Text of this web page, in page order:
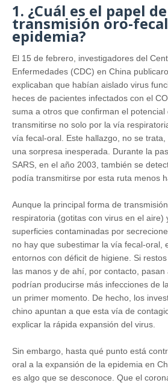
1. ¿Cuál es el papel
transmisión oro-
epidemia?
El 15 de febrero, investigadores del
Enfermedades (CDC) en China
explicaban que habían aislado virus
heces de pacientes infectados con el
suma a otros que confirman el potencial
transmitirse no solo por la vía
vía fecal-oral. Este hallazgo, no se
una sorpresa inesperada. Durante la
SARS, en el año 2003, también se
podía transmitirse por esta ruta menos
Aunque la principal forma de
respiratoria (gotitas con virus en el aire)
superficies contaminadas por
no hay que subestimar la vía fecal-oral,
entornos con déficit de higiene. Si
las manos y de ahí, por contacto, pasan
podrían producirse más infecciones de
un primer momento. De hecho, los
chino apuntan a que esta vía de
explicar la rápida expansión del virus.
Sin embargo, hasta qué punto está
oral a la expansión de la epidemia en
es algo que se desconoce. Que el